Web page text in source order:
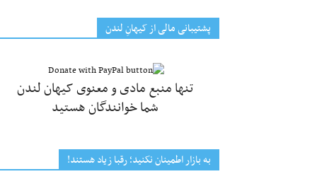
پشتیبانی مالی از کیهانِ لندن
تنها منبع مادی و معنوی کیهان لندن
شما خوانندگان هستید
به بازار اطمینان نکنید؛ رقبا زیاد هستند!